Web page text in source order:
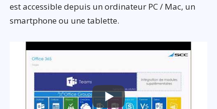
est accessible depuis un ordinateur PC / Mac, un
smartphone ou une tablette.